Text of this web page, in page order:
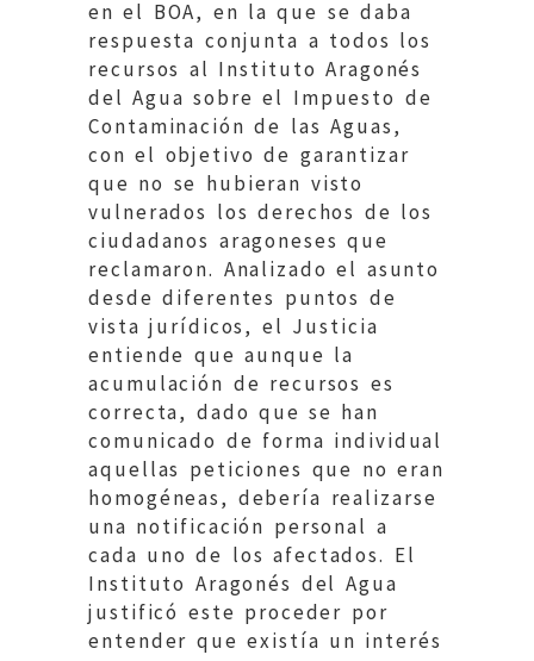
en el BOA, en la que se daba
respuesta conjunta a todos los
recursos al Instituto Aragonés
del Agua sobre el Impuesto de
Contaminación de las Aguas,
con el objetivo de garantizar
que no se hubieran visto
vulnerados los derechos de los
ciudadanos aragoneses que
reclamaron. Analizado el asunto
desde diferentes puntos de
vista jurídicos, el Justicia
entiende que aunque la
acumulación de recursos es
correcta, dado que se han
comunicado de forma individual
aquellas peticiones que no eran
homogéneas, debería realizarse
una notificación personal a
cada uno de los afectados. El
Instituto Aragonés del Agua
justificó este proceder por
entender que existía un interés